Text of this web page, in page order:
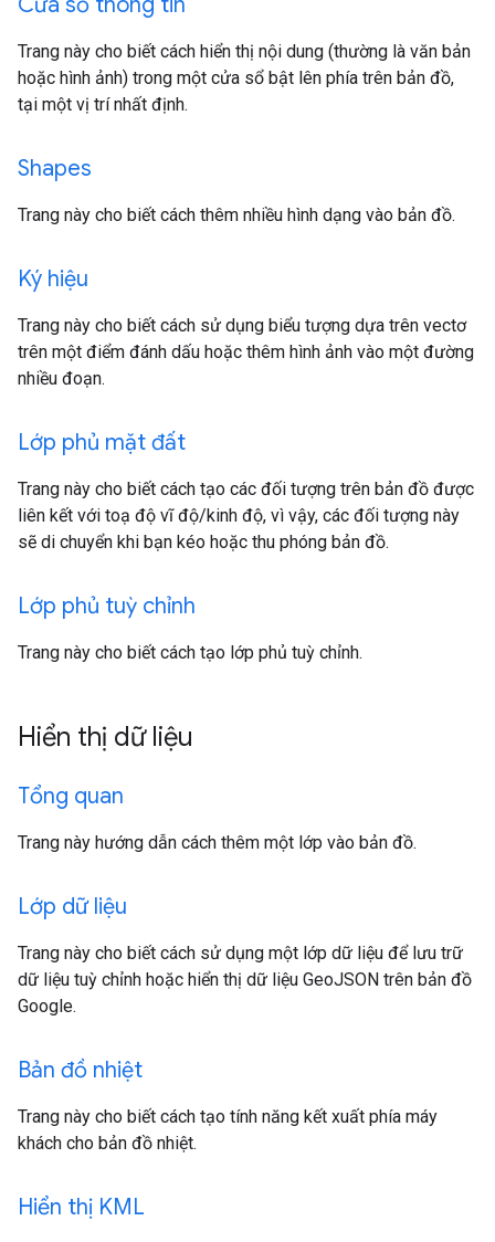
Trang này cho biết cách hiển thị nội dung (thường là văn bản
hoặc hình ảnh) trong một cửa sổ bật lên phía trên bản đồ,
tại một vị trí nhất định.
Shapes
Trang này cho biết cách thêm nhiều hình dạng vào bản đồ.
Ký hiệu
Trang này cho biết cách sử dụng biểu tượng dựa trên vectơ
trên một điểm đánh dấu hoặc thêm hình ảnh vào một đường
nhiều đoạn.
Lớp phủ mặt đất
Trang này cho biết cách tạo các đối tượng trên bản đồ được
liên kết với toạ độ vĩ độ/kinh độ, vì vậy, các đối tượng này
sẽ di chuyển khi bạn kéo hoặc thu phóng bản đồ.
Lớp phủ tuỳ chỉnh
Trang này cho biết cách tạo lớp phủ tuỳ chỉnh.
Hiển thị dữ liệu
Tổng quan
Trang này hướng dẫn cách thêm một lớp vào bản đồ.
Lớp dữ liệu
Trang này cho biết cách sử dụng một lớp dữ liệu để lưu trữ
dữ liệu tuỳ chỉnh hoặc hiển thị dữ liệu GeoJSON trên bản đồ
Google.
Bản đồ nhiệt
Trang này cho biết cách tạo tính năng kết xuất phía máy
khách cho bản đồ nhiệt.
Hiển thị KML